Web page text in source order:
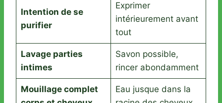
Intention de se
purifier
Exprimer
intérieurement avant
tout
Lavage parties
intimes
Savon possible,
rincer abondamment
Mouillage complet
Eau jusque dans la